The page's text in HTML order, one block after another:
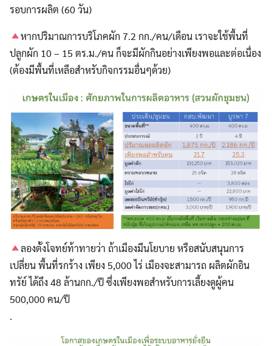
รอบการผลิต (60 วัน)
หากปริมาณการบริโภคผัก 7.2 กก./คน/เดือน เราจะใช้พื้นที่
ปลูกผัก 10 – 15 ตร.ม./คน ก็จะมีผักกินอย่างเพียงพอและต่อเนื่อง
(ต้องมีพื้นที่เหลือสำหรับกิจกรรมอื่นๆด้วย)
ลองตั้งโจทย์ท้าทายว่า ถ้าเมืองมีนโยบาย หรือสนับสนุนการ
เปลี่ยน พื้นที่รกร้าง เพียง 5,000 ไร่ เมืองจะสามารถ ผลิตผักอิน
ทรัย์ ได้ถึง 48 ล้านกก./ปี ซึ่งเพียงพอสำหรับการเลี้ยงดูผู้คน
500,000 คน/ปี
.